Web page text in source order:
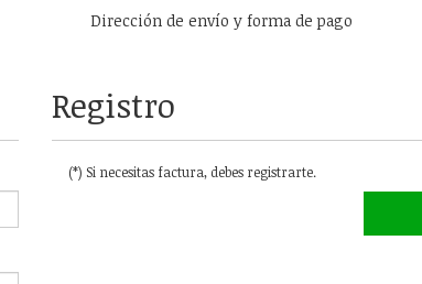
Dirección de envío y forma de pago
Registro
(*) Si necesitas factura, debes registrarte.